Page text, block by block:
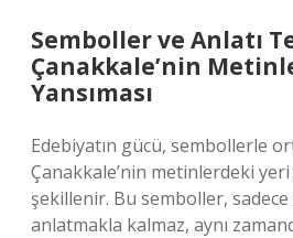
Semboller ve Anlatı
Çanakkale’nin
Yansıması
Edebiyatın gücü, sembollerle
Çanakkale’nin metinlerdeki
şekillenir. Bu semboller,
anlatmakla kalmaz, aynı